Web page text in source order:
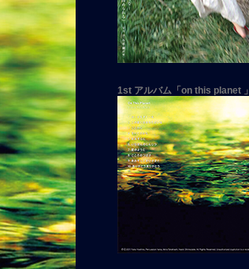
1st アルバム「on this planet 」